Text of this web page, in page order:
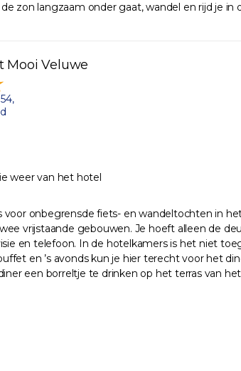
zon langzaam onder gaat, wandel en rijd je in
Mooi Veluwe
weer van het hotel
voor onbegrensde fiets- en wandeltochten in
vrijstaande gebouwen. Je hoeft alleen de
en telefoon. In de hotelkamers is het niet
en ’s avonds kun je hier terecht voor het
een borreltje te drinken op het terras van